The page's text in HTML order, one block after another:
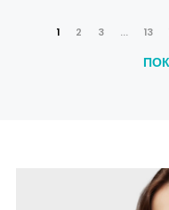
1 2 3 ... 13